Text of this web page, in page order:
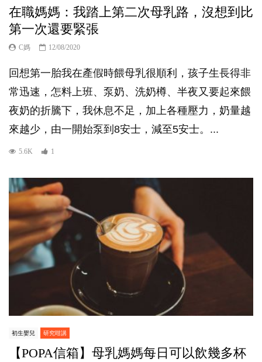
在職媽媽：我踏上第二次母乳路，沒想到比
第一次還要緊張
C媽 12/08/2020
回想第一胎我在產假時餵母乳很順利，孩子生長得非
常迅速，怎料上班、泵奶、洗奶樽、半夜又要起來餵
夜奶的折騰下，我休息不足，加上各種壓力，奶量越
來越少，由一開始泵到8安士，減至5安士。...
5.6K 1
初生嬰兒 研究咁講
【POPA信箱】母乳媽媽每日可以飲幾多杯